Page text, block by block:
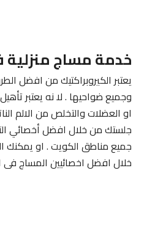
خدمة مساج
يعتبر الكيروبراكتيك من افضل
وجميع ضواحيها . لا نه يعتبر
او العضلات والتخلص من الالم
جلستك من خلال افضل أخصائي
جميع مناطق الكويت . او يمكنك
خلال افضل اخصائيين المساج فى